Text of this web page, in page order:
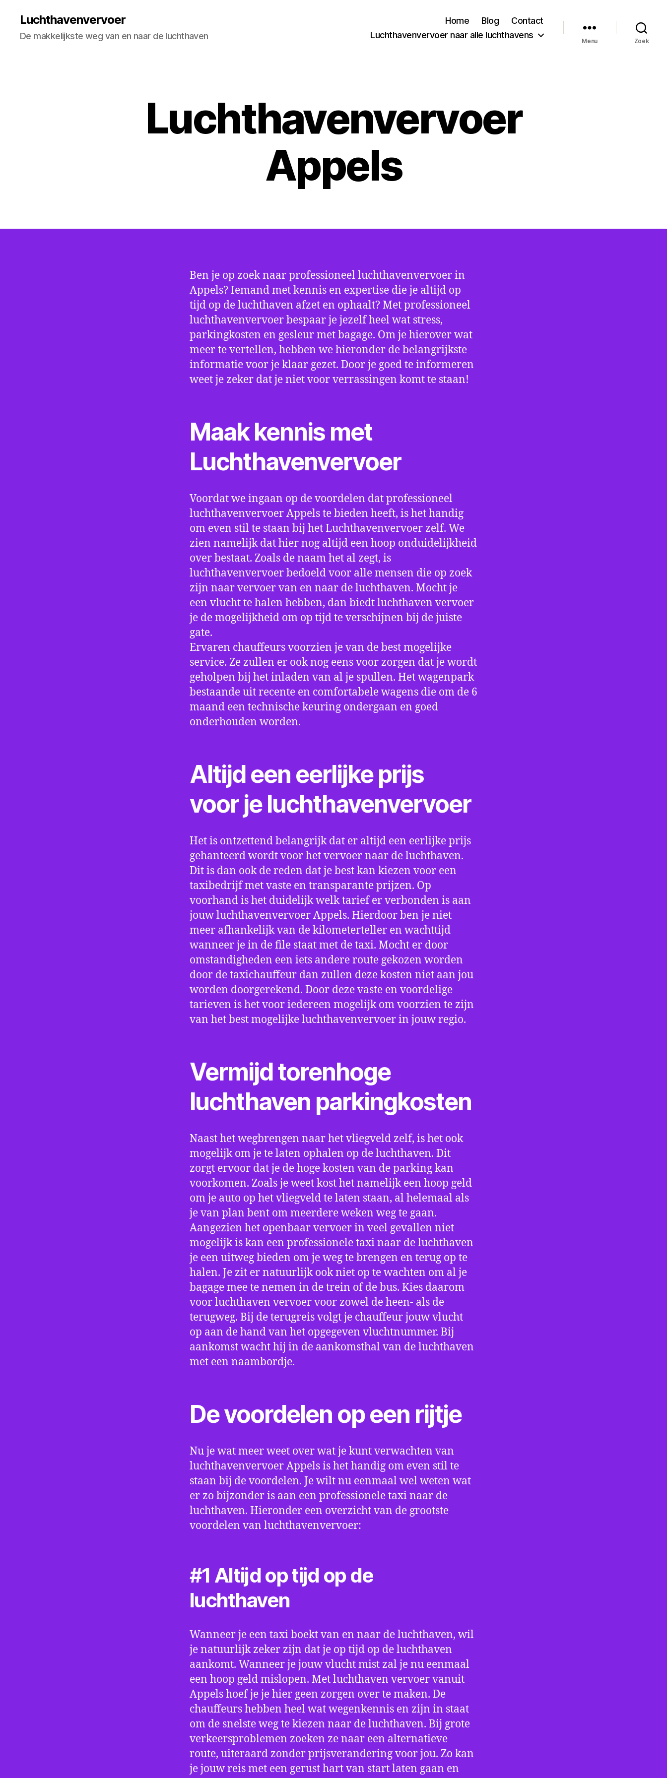
Luchthavenvervoer
De makkelijkste weg van en naar de luchthaven
Home Blog
Contact
Luchthavenvervoer naar alle luchthavens
Menu Zoek
Luchthavenvervoer
Appels
Ben je op zoek naar professioneel luchthavenvervoer in
Appels? Iemand met kennis en expertise die je altijd op
tijd op de luchthaven afzet en ophaalt? Met professioneel
luchthavenvervoer bespaar je jezelf heel wat stress,
parkingkosten en gesleur met bagage. Om je hierover wat
meer te vertellen, hebben we hieronder de belangrijkste
informatie voor je klaar gezet. Door je goed te informeren
weet je zeker dat je niet voor verrassingen komt te staan!
Maak kennis met
Luchthavenvervoer
Voordat we ingaan op de voordelen dat professioneel
luchthavenvervoer Appels te bieden heeft, is het handig
om even stil te staan bij het Luchthavenvervoer zelf. We
zien namelijk dat hier nog altijd een hoop onduidelijkheid
over bestaat. Zoals de naam het al zegt, is
luchthavenvervoer bedoeld voor alle mensen die op zoek
zijn naar vervoer van en naar de luchthaven. Mocht je
een vlucht te halen hebben, dan biedt luchthaven vervoer
je de mogelijkheid om op tijd te verschijnen bij de juiste
gate.
Ervaren chauffeurs voorzien je van de best mogelijke
service. Ze zullen er ook nog eens voor zorgen dat je wordt
geholpen bij het inladen van al je spullen. Het wagenpark
bestaande uit recente en comfortabele wagens die om de 6
maand een technische keuring ondergaan en goed
onderhouden worden.
Altijd een eerlijke prijs
voor je luchthavenvervoer
Het is ontzettend belangrijk dat er altijd een eerlijke prijs
gehanteerd wordt voor het vervoer naar de luchthaven.
Dit is dan ook de reden dat je best kan kiezen voor een
taxibedrijf met vaste en transparante prijzen. Op
voorhand is het duidelijk welk tarief er verbonden is aan
jouw luchthavenvervoer Appels. Hierdoor ben je niet
meer afhankelijk van de kilometerteller en wachttijd
wanneer je in de file staat met de taxi. Mocht er door
omstandigheden een iets andere route gekozen worden
door de taxichauffeur dan zullen deze kosten niet aan jou
worden doorgerekend. Door deze vaste en voordelige
tarieven is het voor iedereen mogelijk om voorzien te zijn
van het best mogelijke luchthavenvervoer in jouw regio.
Vermijd torenhoge
luchthaven parkingkosten
Naast het wegbrengen naar het vliegveld zelf, is het ook
mogelijk om je te laten ophalen op de luchthaven. Dit
zorgt ervoor dat je de hoge kosten van de parking kan
voorkomen. Zoals je weet kost het namelijk een hoop geld
om je auto op het vliegveld te laten staan, al helemaal als
je van plan bent om meerdere weken weg te gaan.
Aangezien het openbaar vervoer in veel gevallen niet
mogelijk is kan een professionele taxi naar de luchthaven
je een uitweg bieden om je weg te brengen en terug op te
halen. Je zit er natuurlijk ook niet op te wachten om al je
bagage mee te nemen in de trein of de bus. Kies daarom
voor luchthaven vervoer voor zowel de heen- als de
terugweg. Bij de terugreis volgt je chauffeur jouw vlucht
op aan de hand van het opgegeven vluchtnummer. Bij
aankomst wacht hij in de aankomsthal van de luchthaven
met een naambordje.
De voordelen op een rijtje
Nu je wat meer weet over wat je kunt verwachten van
luchthavenvervoer Appels is het handig om even stil te
staan bij de voordelen. Je wilt nu eenmaal wel weten wat
er zo bijzonder is aan een professionele taxi naar de
luchthaven. Hieronder een overzicht van de grootste
voordelen van luchthavenvervoer:
#1 Altijd op tijd op de
luchthaven
Wanneer je een taxi boekt van en naar de luchthaven, wil
je natuurlijk zeker zijn dat je op tijd op de luchthaven
aankomt. Wanneer je jouw vlucht mist zal je nu eenmaal
een hoop geld mislopen. Met luchthaven vervoer vanuit
Appels hoef je je hier geen zorgen over te maken. De
chauffeurs hebben heel wat wegenkennis en zijn in staat
om de snelste weg te kiezen naar de luchthaven. Bij grote
verkeersproblemen zoeken ze naar een alternatieve
route, uiteraard zonder prijsverandering voor jou. Zo kan
je jouw reis met een gerust hart van start laten gaan en